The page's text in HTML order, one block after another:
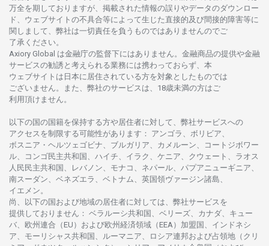
万全を期しておりますが、 掲載さ れた情報の誤りやデータのダウンロー
ド、 ウェブサイトの不具合等に よって生じた 直接的及び間接的障害等に
関し まして、 弊社は一切責任を負うものではありませんのでご
了承ください。
Axiory Global は金融庁の監督下にはありません。 金融商品の提供や金融
サービスの勧誘と 考えられる業務には携わっておらず、 本
ウェブサイトは 日本に 居住さ れている方を対象としたものでは
ございません。
また、 弊社のサービスは、18歳未満の方は ご
利用頂けません 。
以下の国の国籍を保持する方や居住者に対して、 弊社サービスへの
アクセスを制限する可能性があります ： アンゴラ、ボリビア、
ボスニア ・ ヘルツェゴビナ、ブルガリア、カメルーン、コートジボワー
ル、
コンゴ民主共和国、ハイチ、イラク、ケニア、クウェート、 ラオス
人民民主共和国、レバノン、モナコ、ネパール、パプアニューギニア、
南スーダン、ベネズエラ、ベトナム、 英国領ヴァージン諸島、
イエメン。
尚、 以下の国および地域の居住者に対しては、 弊社サービスを
提供しておりません ： ベラルーシ共和国、ベリーズ、カナダ、キュー
バ、 欧州連合 （EU） および欧州経済領域 （EEA）加盟国、インドネシ
ア、 モーリシャス共和国、ルーマニア、 ロシア連邦および占領地 （クリ